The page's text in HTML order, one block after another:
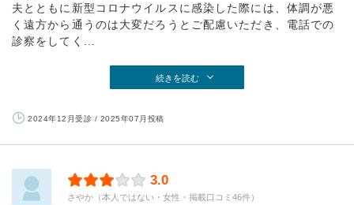
夫とともに新型コロナウイルスに感染した際には、体調が悪
く遠方から通うのは大変だろうとご配慮いただき、電話での
診察をしてく...
続きを読む
2024年12月受診 / 2025年07月投稿
3.0
さやか（本人ではない・女性・掲載口コミ46件）